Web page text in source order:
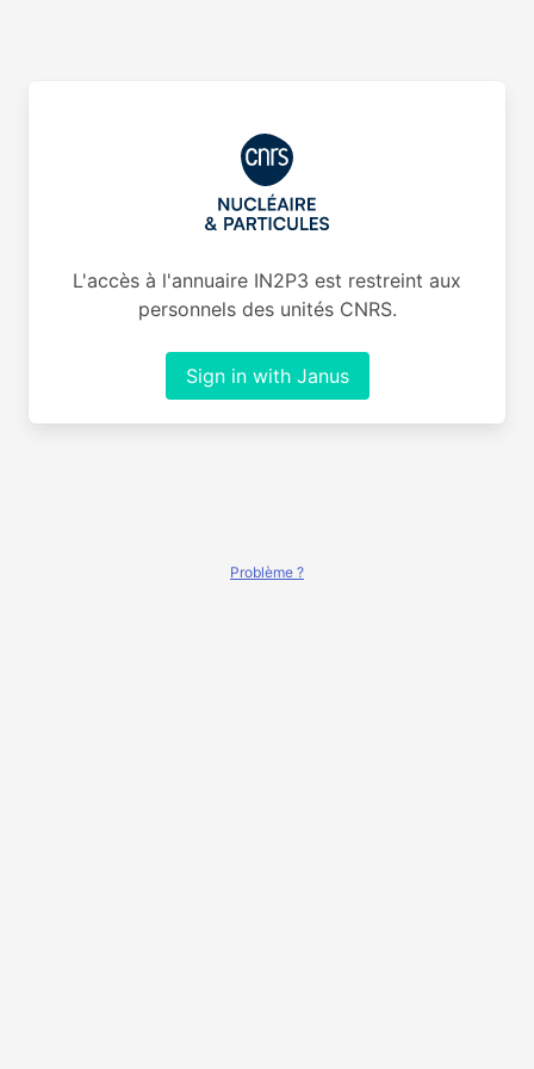
L'accès à l'annuaire IN2P3 est restreint aux
personnels des unités CNRS.
Sign in with Janus
Problème ?